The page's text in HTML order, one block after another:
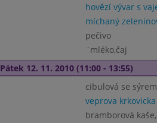
hovězí vývar s
míchaný
pečivo
¨mléko,čaj
Pátek 12. 11. 2010 (11:00 - 13:55)
cibulová se sýrem
veprova
bramborová